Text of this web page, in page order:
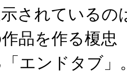
されているの
品を作る榎忠
エンドタブ」